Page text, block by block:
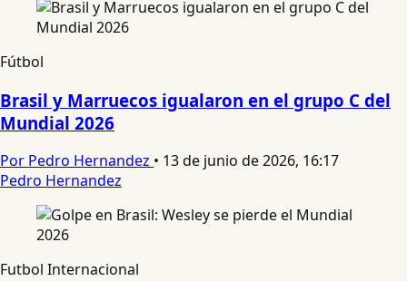
Fútbol
Brasil y Marruecos igualaron en el grupo C del
Mundial 2026
Por Pedro Hernandez • 13 de junio de 2026, 16:17
Pedro Hernandez
Futbol Internacional